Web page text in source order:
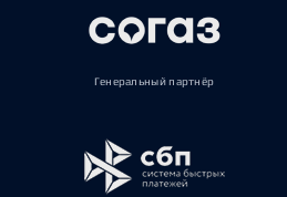
Генеральный партнёр